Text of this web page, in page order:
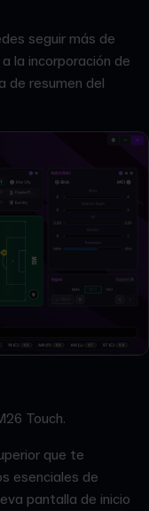
seguir más de
la incorporación de
de resumen del
Touch.
que te
esenciales de
pantalla de inicio